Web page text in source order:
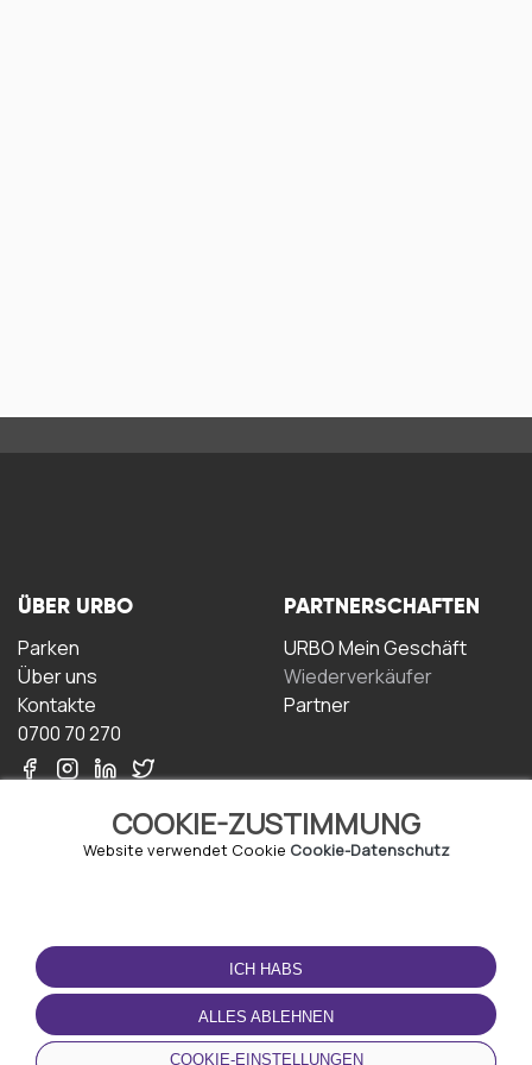
COOKIE-ZUSTIMMUNG
Website verwendet Cookie Cookie-Datenschutz
ICH HABS
ALLES ABLEHNEN
COOKIE-EINSTELLUNGEN
ÜBER URBO
Parken
Über uns
Kontakte
0700 70 270
PARTNERSCHAFTEN
URBO Mein Geschäft
Wiederverkäufer
Partner
NUTZUNGSBEDINGUNGEN
Geschäftsbedingungen
Datenschutz-
Bestimmungen
Cookie-Richtlinie
LADEN SIE DIE APP
HERUNTER